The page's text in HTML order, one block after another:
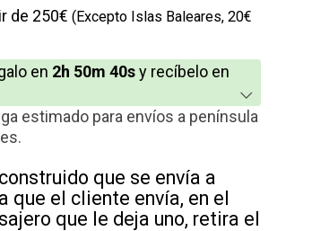
de 250€ (Excepto Islas Baleares, 20€
en 2h 50m 39sy recíbelo en
estimado para envíos a península
que se envía a
que el cliente envía, en el
que le deja uno, retira el